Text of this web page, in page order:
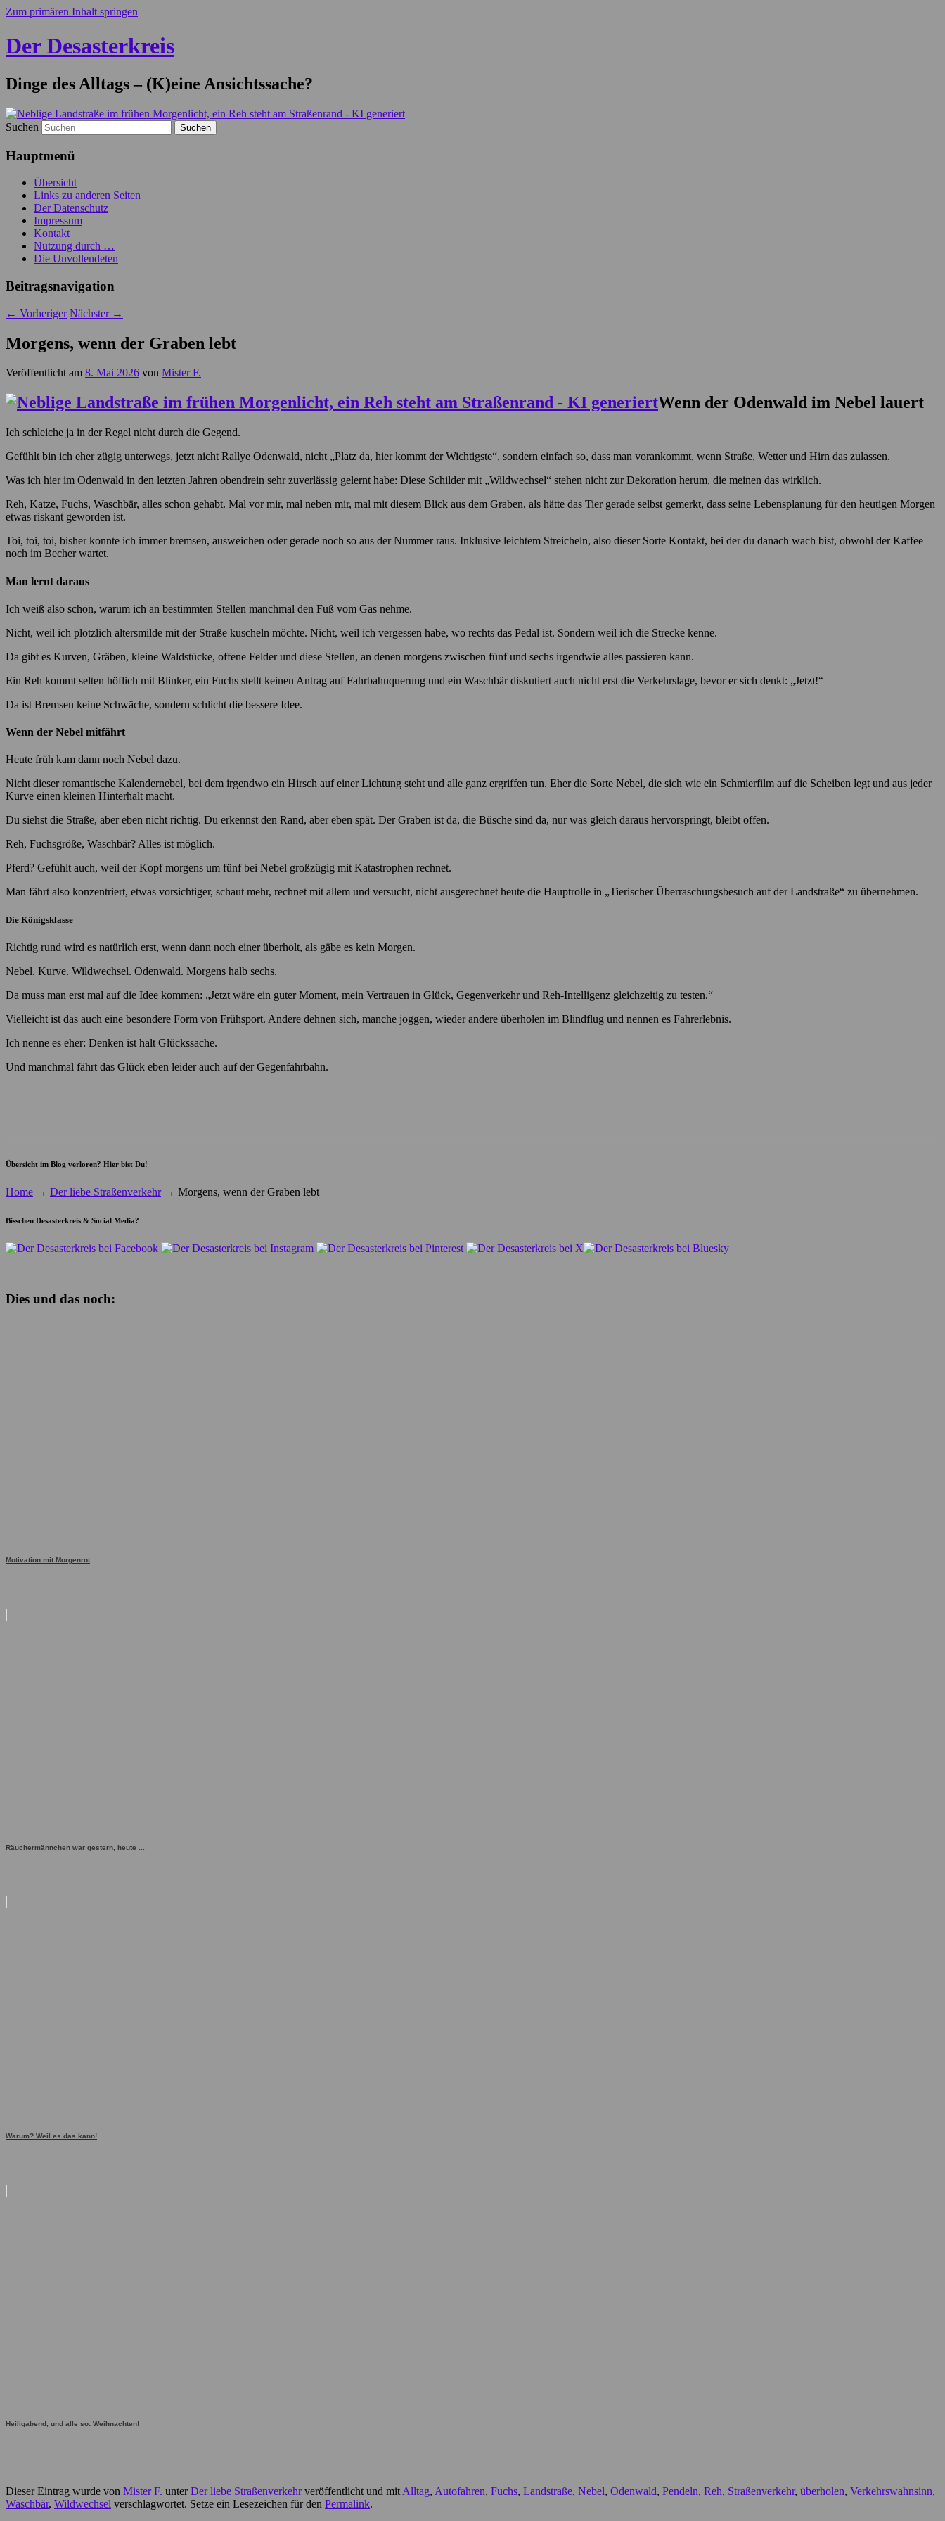
Zum primären Inhalt springen
Der Desasterkreis
Dinge des Alltags – (K)eine Ansichtssache?
Suchen
Hauptmenü
Übersicht
Links zu anderen Seiten
Der Datenschutz
Impressum
Kontakt
Nutzung durch …
Die Unvollendeten
Beitragsnavigation
← Vorheriger Nächster →
Morgens, wenn der Graben lebt
Veröffentlicht am 8. Mai 2026 von Mister F.
Wenn der Odenwald im Nebel lauert
Ich schleiche ja in der Regel nicht durch die Gegend.
Gefühlt bin ich eher zügig unterwegs, jetzt nicht Rallye Odenwald, nicht „Platz da, hier kommt der Wichtigste“, sondern einfach so, dass man vorankommt, wenn Straße, Wetter und Hirn das zulassen.
Was ich hier im Odenwald in den letzten Jahren obendrein sehr zuverlässig gelernt habe: Diese Schilder mit „Wildwechsel“ stehen nicht zur Dekoration herum, die meinen das wirklich.
Reh, Katze, Fuchs, Waschbär, alles schon gehabt. Mal vor mir, mal neben mir, mal mit diesem Blick aus dem Graben, als hätte das Tier gerade selbst gemerkt, dass seine Lebensplanung für den heutigen Morgen
etwas riskant geworden ist.
Toi, toi, toi, bisher konnte ich immer bremsen, ausweichen oder gerade noch so aus der Nummer raus. Inklusive leichtem Streicheln, also dieser Sorte Kontakt, bei der du danach wach bist, obwohl der Kaffee
noch im Becher wartet.
Man lernt daraus
Ich weiß also schon, warum ich an bestimmten Stellen manchmal den Fuß vom Gas nehme.
Nicht, weil ich plötzlich altersmilde mit der Straße kuscheln möchte. Nicht, weil ich vergessen habe, wo rechts das Pedal ist. Sondern weil ich die Strecke kenne.
Da gibt es Kurven, Gräben, kleine Waldstücke, offene Felder und diese Stellen, an denen morgens zwischen fünf und sechs irgendwie alles passieren kann.
Ein Reh kommt selten höflich mit Blinker, ein Fuchs stellt keinen Antrag auf Fahrbahnquerung und ein Waschbär diskutiert auch nicht erst die Verkehrslage, bevor er sich denkt: „Jetzt!“
Da ist Bremsen keine Schwäche, sondern schlicht die bessere Idee.
Wenn der Nebel mitfährt
Heute früh kam dann noch Nebel dazu.
Nicht dieser romantische Kalendernebel, bei dem irgendwo ein Hirsch auf einer Lichtung steht und alle ganz ergriffen tun. Eher die Sorte Nebel, die sich wie ein Schmierfilm auf die Scheiben legt und aus jeder
Kurve einen kleinen Hinterhalt macht.
Du siehst die Straße, aber eben nicht richtig. Du erkennst den Rand, aber eben spät. Der Graben ist da, die Büsche sind da, nur was gleich daraus hervorspringt, bleibt offen.
Reh, Fuchsgröße, Waschbär? Alles ist möglich.
Pferd? Gefühlt auch, weil der Kopf morgens um fünf bei Nebel großzügig mit Katastrophen rechnet.
Man fährt also konzentriert, etwas vorsichtiger, schaut mehr, rechnet mit allem und versucht, nicht ausgerechnet heute die Hauptrolle in „Tierischer Überraschungsbesuch auf der Landstraße“ zu übernehmen.
Die Königsklasse
Richtig rund wird es natürlich erst, wenn dann noch einer überholt, als gäbe es kein Morgen.
Nebel. Kurve. Wildwechsel. Odenwald. Morgens halb sechs.
Da muss man erst mal auf die Idee kommen: „Jetzt wäre ein guter Moment, mein Vertrauen in Glück, Gegenverkehr und Reh-Intelligenz gleichzeitig zu testen.“
Vielleicht ist das auch eine besondere Form von Frühsport. Andere dehnen sich, manche joggen, wieder andere überholen im Blindflug und nennen es Fahrerlebnis.
Ich nenne es eher: Denken ist halt Glückssache.
Und manchmal fährt das Glück eben leider auch auf der Gegenfahrbahn.
Übersicht im Blog verloren? Hier bist Du!
Home → Der liebe Straßenverkehr → Morgens, wenn der Graben lebt
Bisschen Desasterkreis & Social Media?
Dies und das noch:
Motivation mit Morgenrot
Räuchermännchen war gestern, heute ...
Warum? Weil es das kann!
Heiligabend, und alle so: Weihnachten!
Dieser Eintrag wurde von Mister F. unterDer liebe Straßenverkehrveröffentlicht und mitAlltag, Autofahren, Fuchs, Landstraße, Nebel, Odenwald, Pendeln, Reh, Straßenverkehr, überholen, Verkehrswahnsinn,
Waschbär, Wildwechsel verschlagwortet. Setze ein Lesezeichen für den Permalink.